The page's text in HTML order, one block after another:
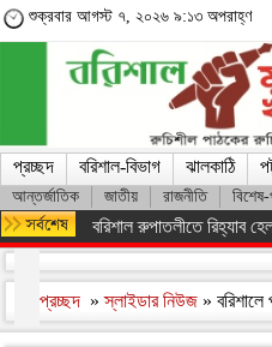
শুক্রবার আগস্ট ৭, ২০২৬ ৯:১৩ অপরাহ্ণ
প্রচ্ছদ বরিশাল-বিভাগ ঝালকাঠি
আন্তর্জাতিক জাতীয় রাজনীতি
ফরিদপুরের ভাঙ্গায় নিয়ন্ত্রণ
প্রচ্ছদ »স্লাইডার নিউজ » বরিশালে